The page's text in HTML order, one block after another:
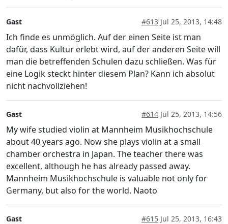
Gast #613 Jul 25, 2013, 14:48
Ich finde es unmöglich. Auf der einen Seite ist man
dafür, dass Kultur erlebt wird, auf der anderen Seite will
man die betreffenden Schulen dazu schließen. Was für
eine Logik steckt hinter diesem Plan? Kann ich absolut
nicht nachvollziehen!
Gast #614 Jul 25, 2013, 14:56
My wife studied violin at Mannheim Musikhochschule
about 40 years ago. Now she plays violin at a small
chamber orchestra in Japan. The teacher there was
excellent, although he has already passed away.
Mannheim Musikhochschule is valuable not only for
Germany, but also for the world. Naoto
Gast #615 Jul 25, 2013, 16:43